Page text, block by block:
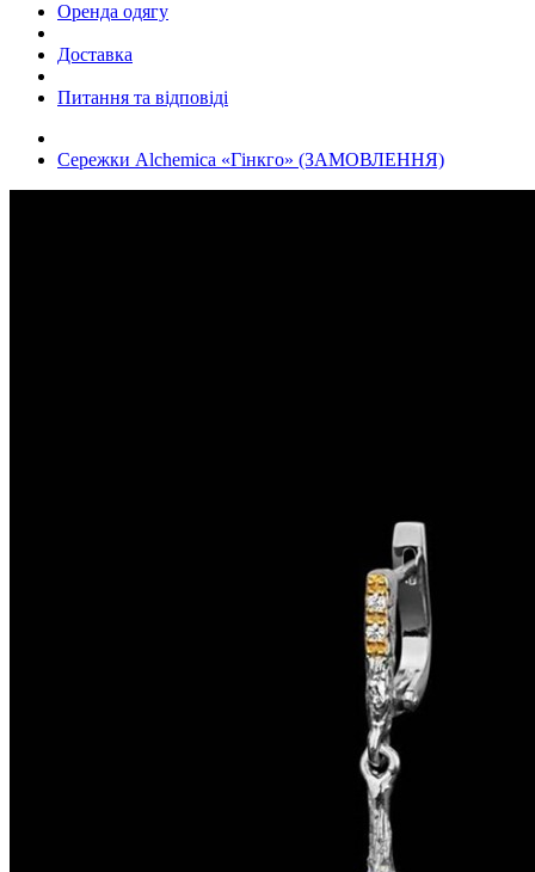
Оренда одягу
Доставка
Питання та відповіді
Сережки Alchemica «Гінкго» (ЗАМОВЛЕННЯ)